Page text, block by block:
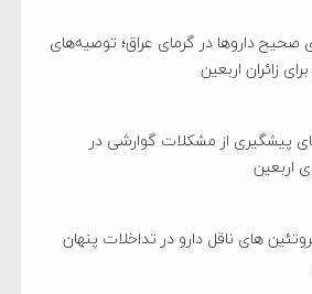
صحیح داروها در گرمای عراق؛ توصیه‌های
زائران اربعین
پیشگیری از مشکلات گوارشی در
اربعین
های ناقل دارو در تداخلات پنهان